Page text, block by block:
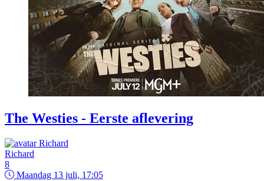
The Westies - Eerste aflevering
Richard
8
Maandag 13 juli, 17:05